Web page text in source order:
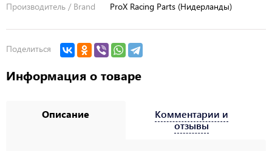
Производитель / Brand
ProX Racing Parts (Нидерланды)
Поделиться
Информация о товаре
Описание
Комментарии и
отзывы